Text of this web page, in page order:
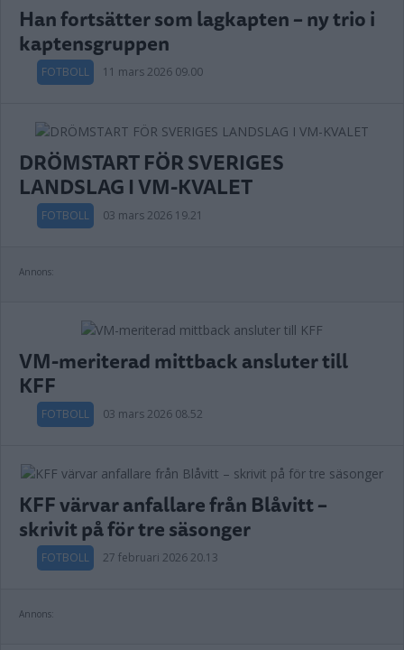
Han fortsätter som lagkapten – ny trio i
kaptensgruppen
FOTBOLL 11 mars 2026 09.00
DRÖMSTART FÖR SVERIGES
LANDSLAG I VM-KVALET
FOTBOLL 03 mars 2026 19.21
Annons:
VM-meriterad mittback ansluter till
KFF
FOTBOLL 03 mars 2026 08.52
KFF värvar anfallare från Blåvitt –
skrivit på för tre säsonger
FOTBOLL 27 februari 2026 20.13
Annons: